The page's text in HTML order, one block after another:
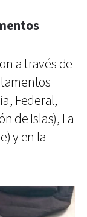
a través de
Federal,
de Islas), La
y en la